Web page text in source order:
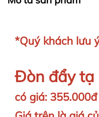
*Quý khách lưu
Đòn đẩy tạ
có giá: